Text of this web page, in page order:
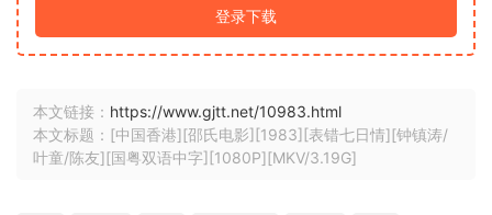
登录下载
本文链接： https://www.gjtt.net/10983.html
本文标题：[中国香港][邵氏电影][1983][表错七日情][钟镇涛/
叶童/陈友][国粤双语中字][1080P][MKV/3.19G]